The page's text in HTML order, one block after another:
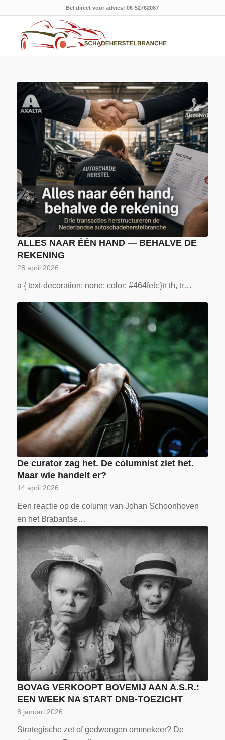
Bel direct voor advies: 06-52762087
ALLES NAAR ÉÉN HAND — BEHALVE DE
REKENING
28 april 2026
a { text-decoration: none; color: #464feb;}tr th, tr…
De curator zag het. De columnist ziet het.
Maar wie handelt er?
14 april 2026
Een reactie op de column van Johan Schoonhoven
en het Brabantse…
BOVAG VERKOOPT BOVEMIJ AAN A.S.R.:
EEN WEEK NA START DNB-TOEZICHT
8 januari 2026
Strategische zet of gedwongen ommekeer? De